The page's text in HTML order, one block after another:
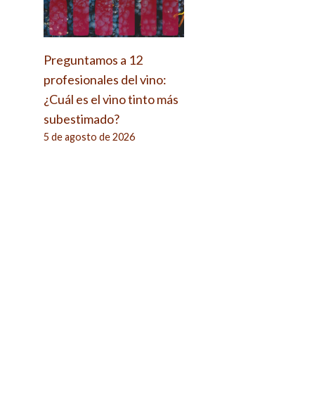
Preguntamos a 12
profesionales del vino:
¿Cuál es el vino tinto más
subestimado?
5 de agosto de 2026